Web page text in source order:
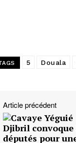
5 Douala
Article précédent